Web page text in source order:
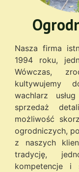
Nasza firma
1994 roku,
Wówczas,
kultywujemy
wachlarz
sprzedaż
możliwość
ogrodniczych,
z naszych
tradycję,
kompetencje i